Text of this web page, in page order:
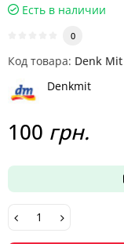
Есть в наличии
0
Код товара: Denk
Denkmit
100 грн.